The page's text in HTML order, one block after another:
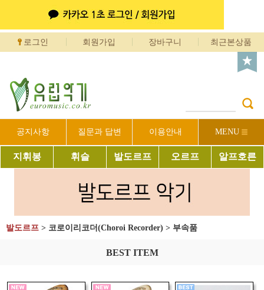
로그인 회원가입 장바구니 최근본상품
공지사항 질문과 답변 이용안내 MENU
지휘봉 휘슬 발도르프 오르프 알프호른
발도르프 > 코로이리코더(Choroi Recorder) > 부속품
BEST ITEM